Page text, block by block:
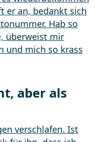
aber als